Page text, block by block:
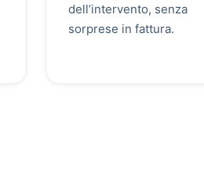
dell’intervento, senza
sorprese in fattura.